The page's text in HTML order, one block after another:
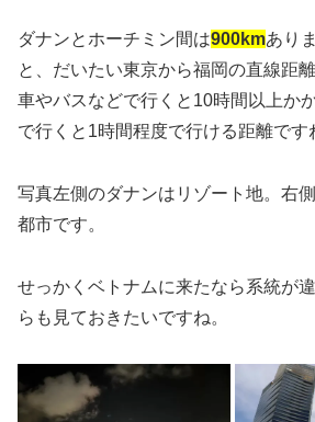
ダナンとホーチミン間は900kmあり
と、だいたい東京から福岡の直線距
車やバスなどで行くと10時間以上か
で行くと1時間程度で行ける距離です
写真左側のダナンはリゾート地。右
都市です。
せっかくベトナムに来たなら系統が
らも見ておきたいですね。